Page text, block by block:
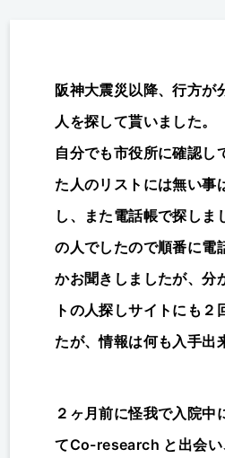
阪神大震災以降、行方が
人を探して貰いました。
自分でも市役所に確認し
た人のリストには無い事
し、また電話帳で探しま
の人でしたので順番に電
かお聞きしましたが、分
トの人探しサイトにも２
たが、情報は何も入手出
２ヶ月前に怪我で入院中
てCo-research と出会い